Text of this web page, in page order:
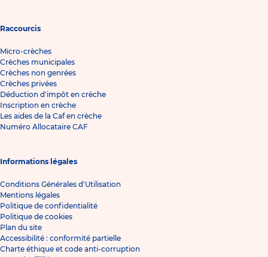
Raccourcis
Micro-crèches
Crèches municipales
Crèches non genrées
Crèches privées
Déduction d'impôt en crèche
Inscription en crèche
Les aides de la Caf en crèche
Numéro Allocataire CAF
Informations légales
Conditions Générales d'Utilisation
Mentions légales
Politique de confidentialité
Politique de cookies
Plan du site
Accessibilité : conformité partielle
Charte éthique et code anti-corruption